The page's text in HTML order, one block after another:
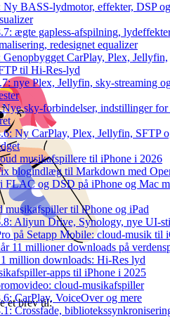
Ny BASS-lydmotor, effekter, DSP
ægte gapless-afspilning,
redesignet equalizer
CarPlay, Plex, Jellyfin,
til Hi-Res-lyd
nye Plex, Jellyfin, sky-streaming
sky-forbindelser, indstillinger for
Ny CarPlay, Plex, Jellyfin, SFTP
musikafspillere til iPhone i 2026
blogindlæg til Markdown med
FLAC og DSD på iPhone og Mac
musikafspiller til iPhone og iPad
Aliyun Drive, Synology, nye UI-
på Setapp Mobile: cloud-musik til
11 millioner downloads på
million downloads: Hi-Res lyd
apps til iPhone i 2025
cloud-musikafspiller
CarPlay, VoiceOver og mere
Crossfade,
et brev til: